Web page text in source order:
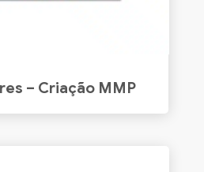
– Criação MMP